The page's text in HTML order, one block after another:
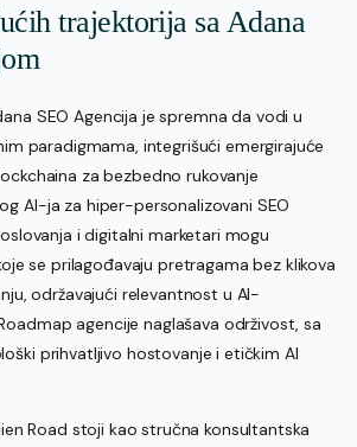
trajektorija sa Adana
SEO Agencija je spremna da vodi u
paradigmama, integrišući emergirajuće
za bezbedno rukovanje
AI-ja za hiper-personalizovani SEO
i digitalni marketari mogu
se prilagođavaju pretragama bez klikova
održavajući relevantnost u AI-
agencije naglašava održivost, sa
prihvatljivo hostovanje i etičkim AI
Road stoji kao stručna konsultantska